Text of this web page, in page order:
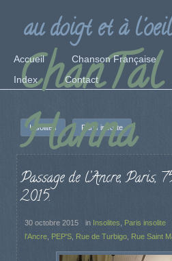
Hanna
au doigt et à
Accueil Chanson Française
Index
Contact
Insolites Paris insolite
Passage de l’Ancre,
2015.
30 octobre 2015 in Insolites Paris insolite
l'Ancre PEP'S Rue de Turbigo Rue Saint